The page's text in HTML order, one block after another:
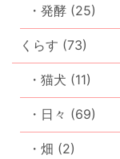
・発酵 (25)
くらす (73)
・猫犬 (11)
・日々 (69)
・畑 (2)